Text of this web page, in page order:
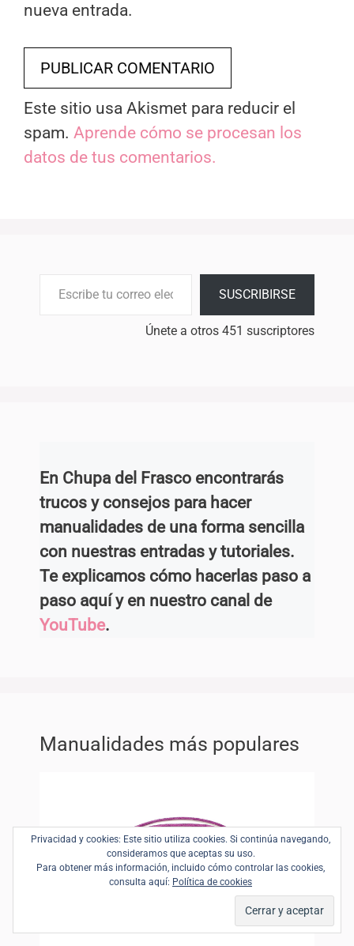
nueva entrada.
Este sitio usa Akismet para reducir el
spam. Aprende cómo se procesan los
datos de tus comentarios.
SUSCRIBIRSE
Únete a otros 451 suscriptores
En Chupa del Frasco encontrarás
trucos y consejos para hacer
manualidades de una forma sencilla
con nuestras entradas y tutoriales.
Te explicamos cómo hacerlas paso a
paso aquí y en nuestro canal de
YouTube.
Manualidades más populares
Privacidad y cookies: Este sitio utiliza cookies. Si continúa navegando,
consideramos que aceptas su uso.
Para obtener más información, incluido cómo controlar las cookies,
consulta aquí: Política de cookies